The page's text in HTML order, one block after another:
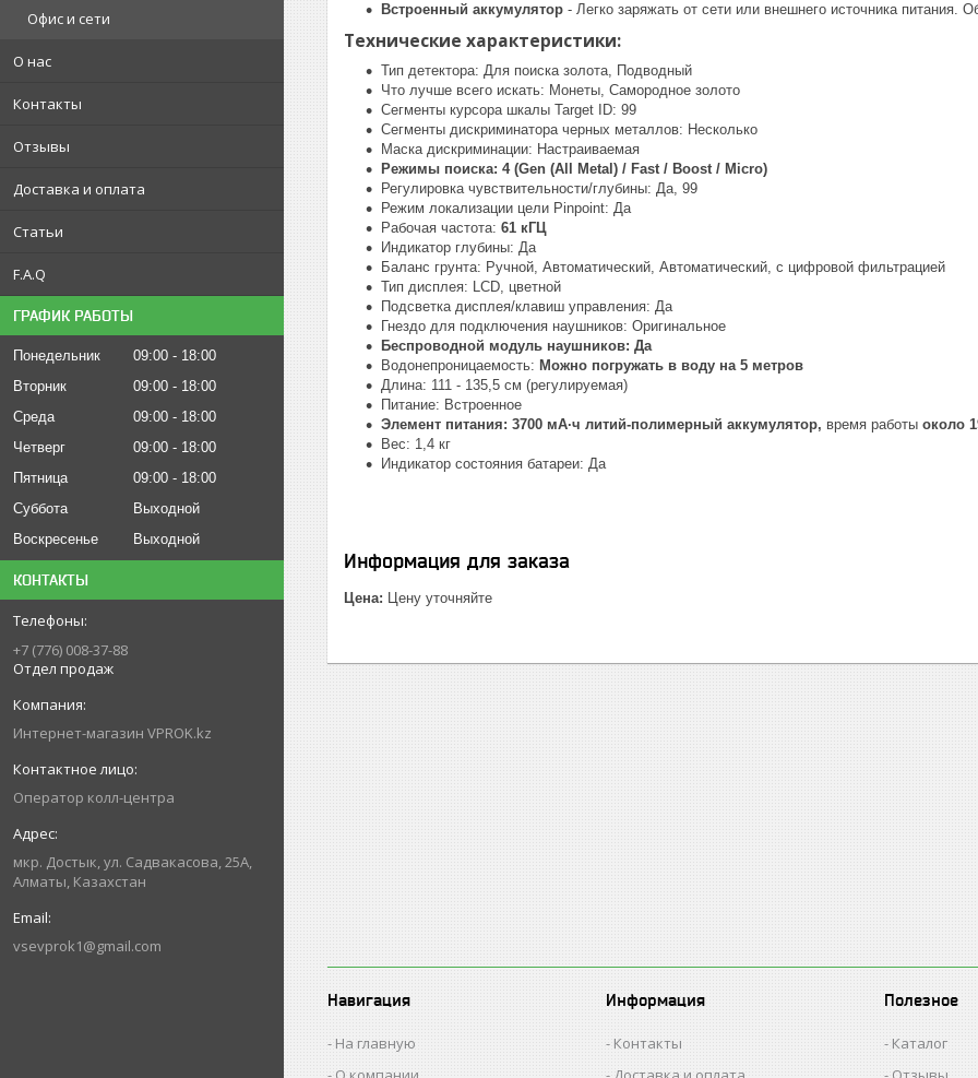
Офис и сети
О нас
Контакты
Отзывы
Доставка и оплата
Статьи
F.A.Q
ГРАФИК РАБОТЫ
Понедельник 09:00
18:00
Вторник
09:00
18:00
Среда
09:00
18:00
Четверг
09:00
18:00
Пятница
09:00
18:00
Суббота
Выходной
Воскресенье
Выходной
КОНТАКТЫ
+7 (776) 008-37-88
Отдел продаж
Интернет-магазин VPROK.kz
Оператор колл-центра
мкр. Достык, ул. Садвакасова, 25А,
Алматы, Казахстан
vsevprok1@gmail.com
Встроенный аккумулятор - Легко заряжать от сети или внешнего источника питания.
Технические характеристики:
Тип детектора: Для поиска золота, Подводный
Что лучше всего искать: Монеты, Самородное золото
Сегменты курсора шкалы Target ID: 99
Сегменты дискриминатора черных металлов: Несколько
Маска дискриминации: Настраиваемая
Режимы поиска: 4 (Gen (All Metal) / Fast / Boost / Micro)
Регулировка чувствительности/глубины: Да, 99
Режим локализации цели Pinpoint: Да
Рабочая частота: 61 кГЦ
Индикатор глубины: Да
Баланс грунта: Ручной, Автоматический, Автоматический, с цифровой фильтрацией
Тип дисплея: LCD, цветной
Подсветка дисплея/клавиш управления: Да
Гнездо для подключения наушников: Оригинальное
Беспроводной модуль наушников: Да
Водонепроницаемость: Можно погружать в воду на 5 метров
Длина: 111 - 135,5 см (регулируемая)
Питание: Встроенное
Элемент питания: 3700 мА·ч литий-полимерный аккумулятор, время работы около
Вес: 1,4 кг
Индикатор состояния батареи: Да
Информация для заказа
Цена: Цену уточняйте
Навигация
На главную
Информация
Контакты
Полезное
Каталог